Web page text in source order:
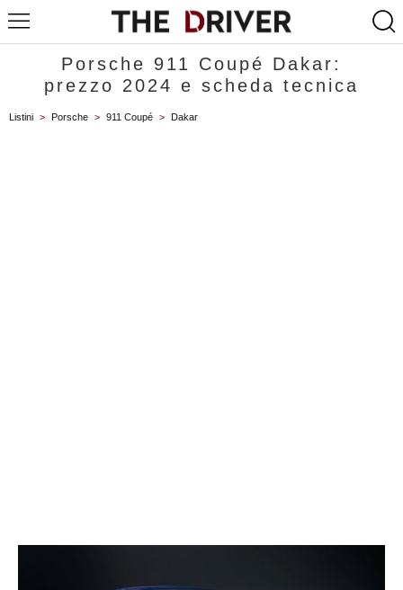
Porsche 911 Coupé Dakar:
prezzo 2024 e scheda tecnica
Listini > Porsche > 911 Coupé > Dakar